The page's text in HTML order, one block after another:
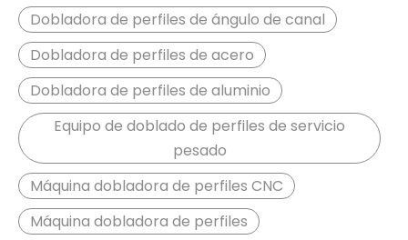
Dobladora de perfiles de ángulo de canal
Dobladora de perfiles de acero
Dobladora de perfiles de aluminio
Equipo de doblado de perfiles de servicio
pesado
Máquina dobladora de perfiles CNC
Máquina dobladora de perfiles